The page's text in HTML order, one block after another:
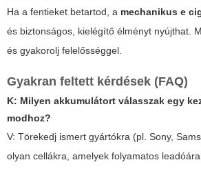
Ha a fentieket betartod, a mechanikus e
és biztonságos, kielégítő élményt nyújthat.
és gyakorolj felelősséggel.
Gyakran feltett kérdések (FAQ)
K: Milyen akkumulátort válasszak egy
modhoz?
V: Törekedj ismert gyártókra (pl. Sony,
olyan cellákra, amelyek folyamatos